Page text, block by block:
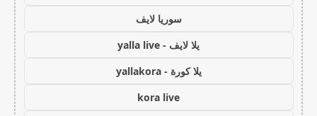
سوريا لايف
يلا لايف - yalla live
يلا كورة - yallakora
kora live